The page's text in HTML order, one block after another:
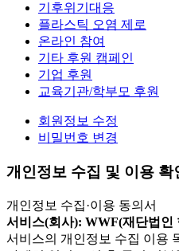
기후위기대응
플라스틱 오염 제로
온라인 참여
기타 후원 캠페인
기업 후원
교육기관/학부모 후원
회원정보 수정
비밀번호 변경
개인정보 수집 및 이용 확
개인정보 수집·이용 동의서
서비스(회사): WWF(재단법인
서비스의 개인정보 수집 이용